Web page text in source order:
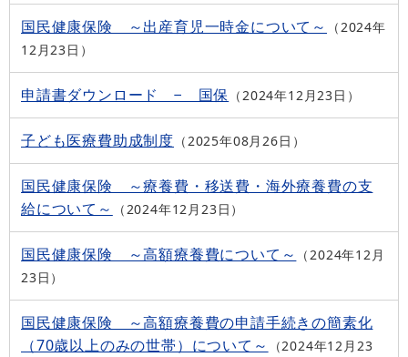
国民健康保険 ～出産育児一時金について～
2024年
12月23日
申請書ダウンロード − 国保 2024年12月23日
子ども医療費助成制度 2025年08月26日
国民健康保険 ～療養費・移送費・海外療養費の支
給について～
2024年12月23日
国民健康保険 ～高額療養費について～
2024年12月
23日
国民健康保険 ～高額療養費の申請手続きの簡素化
（70歳以上のみの世帯）について～
2024年12月23